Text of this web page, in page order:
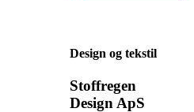
Design og tekstil
Stoffregen
Design ApS